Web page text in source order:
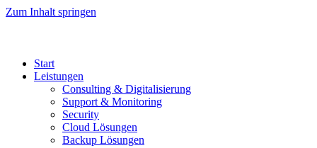
Zum Inhalt springen
Start
Leistungen
Consulting & Digitalisierung
Support & Monitoring
Security
Cloud Lösungen
Backup Lösungen